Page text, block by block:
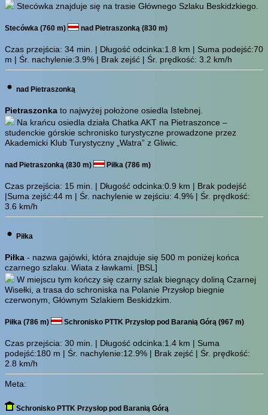
Stecówka znajduje się na trasie Głównego Szlaku Beskidzkiego.
Stecówka (760 m) nad Pietraszonką (830 m)
Czas przejścia: 34 min. | Długość odcinka:1.8 km | Suma podejść:70
m | Śr. nachylenie:3.9% | Brak zejść | Śr. prędkość: 3.2 km/h
nad Pietraszonką
Pietraszonka to najwyżej położone osiedla Istebnej.
Na krańcu osiedla działa Chatka AKT na Pietraszonce –
studenckie górskie schronisko turystyczne prowadzone przez
Akademicki Klub Turystyczny „Watra” z Gliwic.
nad Pietraszonką (830 m) Piłka (786 m)
Czas przejścia: 15 min. | Długość odcinka:0.9 km | Brak podejść
|Suma zejść:44 m | Śr. nachylenie w zejściu: 4.9% | Śr. prędkość:
3.6 km/h
Piłka
Piłka - nazwa gajówki, która znajduje się 500 m poniżej końca
czarnego szlaku. Wiata z ławkami. [BSL]
W miejscu tym kończy się czarny szlak biegnący doliną Czarnej
Wisełki, a trasa do schroniska na Polanie Przysłop biegnie
czerwonym, Głównym Szlakiem Beskidzkim.
Piłka (786 m) Schronisko PTTK Przysłop pod Baranią Górą (967 m)
Czas przejścia: 30 min. | Długość odcinka:1.4 km | Suma
podejść:180 m | Śr. nachylenie:12.9% | Brak zejść | Śr. prędkość:
2.8 km/h
Meta:
Schronisko PTTK Przysłop pod Baranią Górą